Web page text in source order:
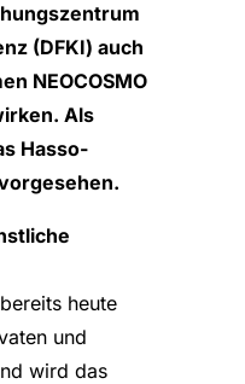
(DFKI) auch
NEOCOSMO
Als
Hasso-
bereits heute
und
wird das